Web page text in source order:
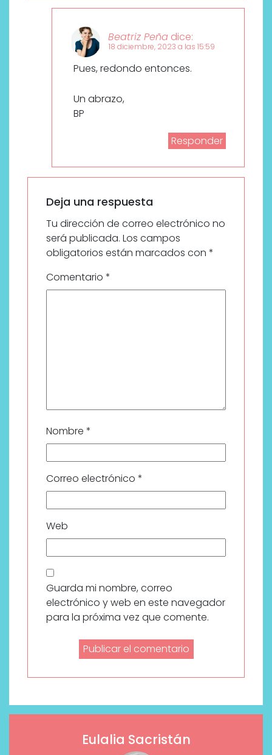
Beatriz Peña dice:
18 diciembre, 2023 a las 15:59
Pues, redondo entonces.
Un abrazo,
BP
Responder
Deja una respuesta
Tu dirección de correo electrónico no
será publicada. Los campos
obligatorios están marcados con *
Comentario *
Nombre *
Correo electrónico *
Web
Guarda mi nombre, correo
electrónico y web en este navegador
para la próxima vez que comente.
Eulalia Sacristán